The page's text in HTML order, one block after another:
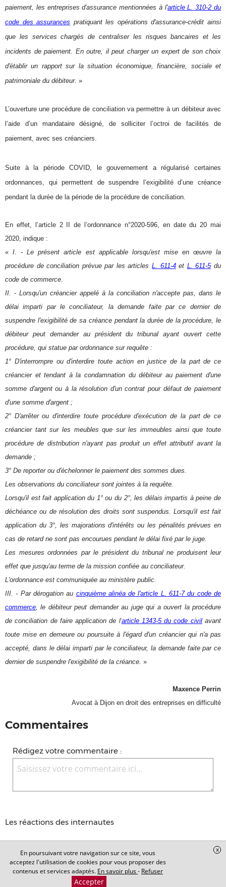
paiement, les entreprises d'assurance mentionnées à l'article L. 310-2 du
code des assurances pratiquant les opérations d'assurance-crédit ainsi
que les services chargés de centraliser les risques bancaires et les
incidents de paiement. En outre, il peut charger un expert de son choix
d'établir un rapport sur la situation économique, financière, sociale et
patrimoniale du débiteur. »
L’ouverture une procédure de conciliation va permettre à un débiteur avec
l’aide d’un mandataire désigné, de solliciter l’octroi de facilités de
paiement, avec ses créanciers.
Suite à la période COVID, le gouvernement a régularisé certaines
ordonnances, qui permettent de suspendre l’exigibilité d’une créance
pendant la durée de la période de la procédure de conciliation.
En effet, l’article 2 II de l’ordonnance n°2020-596, en date du 20 mai
2020, indique :
«I. - Le présent article est applicable lorsqu'est mise en œuvre la
procédure de conciliation prévue par les articlesL. 611-4et L. 611-5 du
code de commerce.
II. - Lorsqu'un créancier appelé à la conciliation n'accepte pas, dans le
délai imparti par le conciliateur, la demande faite par ce dernier de
suspendre l'exigibilité de sa créance pendant la durée de la procédure, le
débiteur peut demander au président du tribunal ayant ouvert cette
procédure, qui statue par ordonnance sur requête :
1° D'interrompre ou d'interdire toute action en justice de la part de ce
créancier et tendant à la condamnation du débiteur au paiement d'une
somme d'argent ou à la résolution d'un contrat pour défaut de paiement
d'une somme d'argent ;
2° D'arrêter ou d'interdire toute procédure d'exécution de la part de ce
créancier tant sur les meubles que sur les immeubles ainsi que toute
procédure de distribution n'ayant pas produit un effet attributif avant la
demande ;
3° De reporter ou d'échelonner le paiement des sommes dues.
Les observations du conciliateur sont jointes à la requête.
Lorsqu'il est fait application du 1° ou du 2°, les délais impartis à peine de
déchéance ou de résolution des droits sont suspendus. Lorsqu'il est fait
application du 3°, les majorations d'intérêts ou les pénalités prévues en
cas de retard ne sont pas encourues pendant le délai fixé par le juge.
Les mesures ordonnées par le président du tribunal ne produisent leur
effet que jusqu'au terme de la mission confiée au conciliateur.
L'ordonnance est communiquée au ministère public.
III. - Par dérogation au cinquième alinéa de l'article L. 611-7 du code de
commerce , le débiteur peut demander au juge qui a ouvert la procédure
de conciliation de faire application de l'article 1343-5 du code civilavant
toute mise en demeure ou poursuite à l'égard d'un créancier qui n'a pas
accepté, dans le délai imparti par le conciliateur, la demande faite par ce
dernier de suspendre l'exigibilité de la créance. »
Maxence Perrin
Avocat à Dijon en droit des entreprises en difficulté
Commentaires
Rédigez votre commentaire :
Les réactions des internautes
Aucun commentaire n'a été déposé, soyez le premier à
commenter !
En poursuivant votre navigation sur ce site, vous
acceptez l'utilisation de cookies pour vous proposer des
contenus et services adaptés. En savoir plus- Refuser
Accepter
x